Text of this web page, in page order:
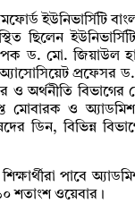
ইউনিভার্সিটি
ড. মো. জিয়াউল
প্রফেসর ড.
অর্থনীতি বিভাগের
মোবারক ও
ডিন, বিভিন্ন
পাবে
শতাংশ ওয়েবার।